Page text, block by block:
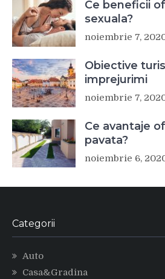
Ce beneficii
sexuala?
noiembrie 7,
Obiective
imprejurimi
noiembrie 7,
Ce avantaje
pavata?
noiembrie 6,
Categorii
Auto
Casa&Gradina